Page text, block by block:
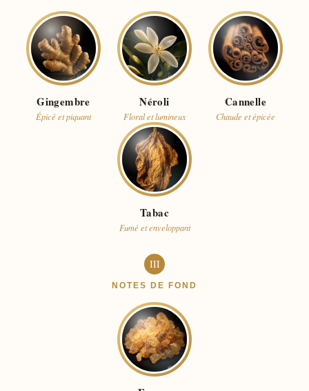
Gingembre
Épicé et piquant
Néroli
Floral et lumineux
Cannelle
Chaude et épicée
Tabac
Fumé et enveloppant
III
NOTES DE FOND